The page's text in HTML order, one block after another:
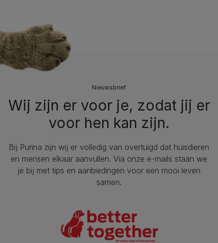
Nieuwsbrief
Wij zijn er voor je, zodat jij er
voor hen kan zijn.
Bij Purina zijn wij er volledig van overtuigd dat huisdieren
en mensen elkaar aanvullen. Via onze e-mails staan we
je bij met tips en aanbiedingen voor een mooi leven
samen.